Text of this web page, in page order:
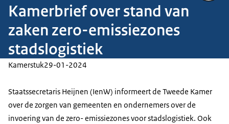
Kamerbrief over stand van
zaken zero-emissiezones
stadslogistiek
Kamerstuk29-01-2024
Staatssecretaris Heijnen (IenW) informeert de Tweede Kamer
over de zorgen van gemeenten en ondernemers over de
invoering van de zero- emissiezones voor stadslogistiek. Ook